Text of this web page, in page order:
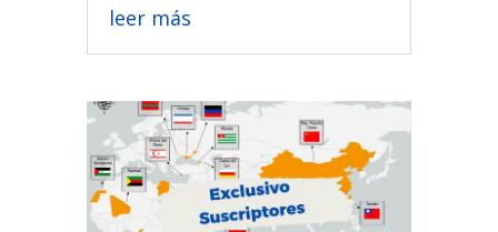
leer más